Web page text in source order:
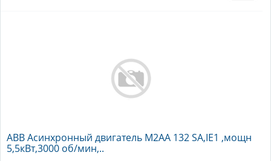
ABB Асинхронный двигатель M2AA 132 SA,IE1 ,мощн
5,5кВт,3000 об/мин,..